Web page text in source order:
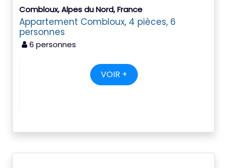
Combloux, Alpes du Nord, France
Appartement Combloux, 4 pièces, 6
personnes
6 personnes
VOIR +